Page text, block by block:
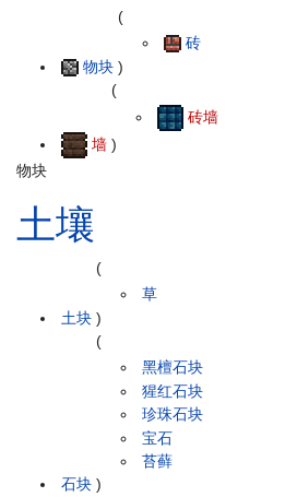
物块
(
砖
)
墙
(
砖墙
)
物块
土壤
土块
(
草
)
石块
(
黑檀石块
猩红石块
珍珠石块
宝石
苔藓
)